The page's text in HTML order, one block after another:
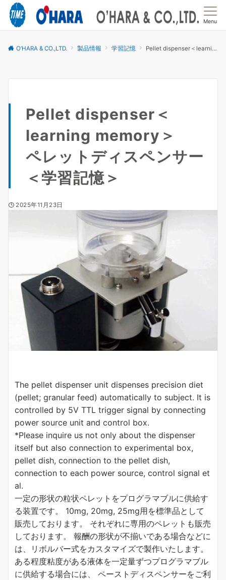
Menu
O’HARA & CO.,LTD. 製品情報 学習記憶 Pellet dispenser＜learning memory＞ペレットディスペンサー＜学習記憶＞
Pellet dispenser＜
learning memory＞
ペレットディスペンサー
＜学習記憶＞
2025年11月23日
The pellet dispenser unit dispenses precision diet
(pellet; granular feed) automatically to subject. It is
controlled by 5V TTL trigger signal by connecting
power source unit and control box.
*Please inquire us not only about the dispenser
itself but also connection to experimental box,
pellet dish, connection to the pellet dish,
connection to each power source, control signal et
al.
一定の形状の粒状ペレットをプログラマブルに供給す
る装置です。 10mg, 20mg, 25mg用を標準品として
販売しております。 それぞれに専用のペレットも販売
しております。 報酬の形状が不揃いである場合などに
は、リボルバー式をカスタマイズで製作いたします。
ある程度粘度がある液体を一定量ずつプログラマブル
に供給する場合には、 ペーストディスペンサーをご利